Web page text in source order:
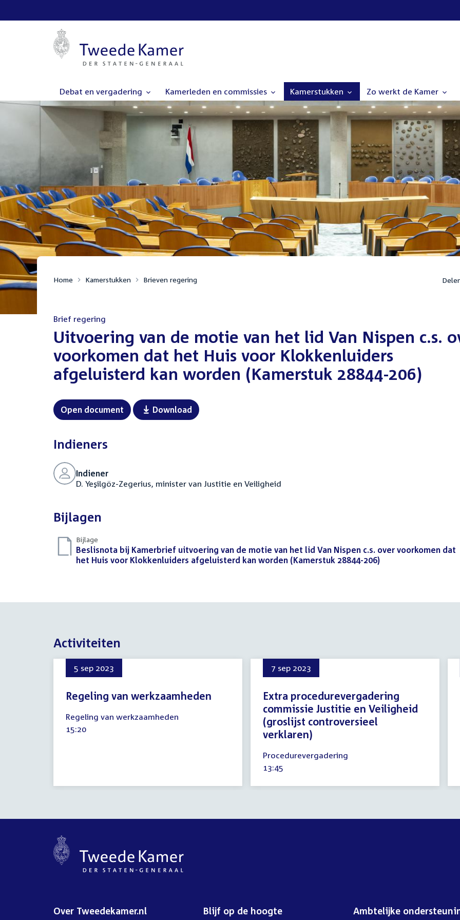
Debat en vergadering Kamerleden en commissies Kamerstukken Zo werkt de Kamer
Home Kamerstukken Brieven regering
Brief regering
:Uitvoering van de motie van het lid Van Nispen c.s.
voorkomen dat het Huis voor Klokkenluiders
afgeluisterd kan worden (Kamerstuk 28844-206)
Open document Download
Indieners
Indiener
D. Yeşilgöz-Zegerius, minister van Justitie en Veiligheid
Bijlagen
Bijlage
Download
bestand:
Beslisnota bij Kamerbrief uitvoering van de motie van het lid Van Nispen c.s. over voorkomen dat
het Huis voor Klokkenluiders afgeluisterd kan worden (Kamerstuk 28844-206)
Activiteiten
5 sep 2023
Regeling van werkzaamheden
september
2023
Regeling van werkzaamheden
Tijd
15:20
7 sep 2023
Extra procedurevergadering
commissie Justitie en Veiligheid
(groslijst controversieel
verklaren)
september
2023
Procedurevergadering
Tijd
13:45
Over Tweedekamer.nl Blijf op de hoogte Ambtelijke